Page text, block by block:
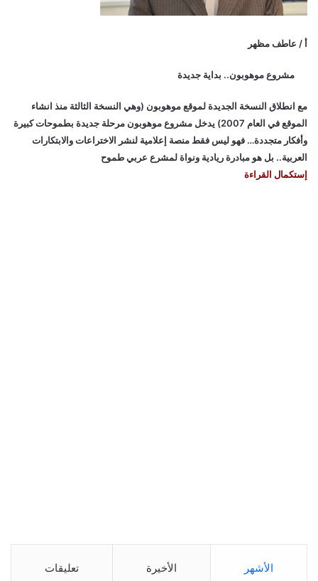
أ / عاطف مظهر
مشروع موهوبون.. بداية جديدة
مع انطلاق النسخة الجديدة لموقع موهوبون (وهي النسخة الثالثة منذ انشاء
الموقع في العام 2007) يدخل مشروع موهوبون مرحلة جديدة بطموحات كبيرة
وأفكار متجددة… فهو ليس فقط منصة إعلامية لنشر الاختراعات والابتكارات
العربية.. بل هو مبادرة ريادية ونواة لمشرع عربي طموح
إستكمال القراءة
الأشهر الأخيرة تعليقات